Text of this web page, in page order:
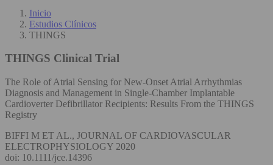
Inicio
Estudios Clínicos
THINGS
THINGS Clinical Trial
The Role of Atrial Sensing for New-Onset Atrial Arrhythmias
Diagnosis and Management in Single-Chamber Implantable
Cardioverter Defibrillator Recipients: Results From the THINGS
Registry
BIFFI M ET AL., JOURNAL OF CARDIOVASCULAR
ELECTROPHYSIOLOGY 2020
doi: 10.1111/jce.14396